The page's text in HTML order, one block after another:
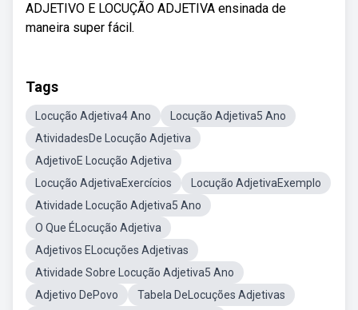
ADJETIVO E LOCUÇÃO ADJETIVA ensinada de
maneira super fácil.
Tags
Locução Adjetiva4 Ano
Locução Adjetiva5 Ano
AtividadesDe Locução Adjetiva
AdjetivoE Locução Adjetiva
Locução AdjetivaExercícios
Locução AdjetivaExemplo
Atividade Locução Adjetiva5 Ano
O Que ÉLocução Adjetiva
Adjetivos ELocuções Adjetivas
Atividade Sobre Locução Adjetiva5 Ano
Adjetivo DePovo
Tabela DeLocuções Adjetivas